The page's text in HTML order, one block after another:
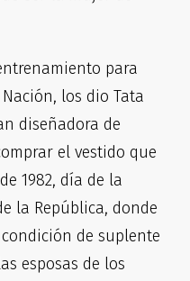
para
los dio Tata
diseñadora de
el vestido que
1982, día de la
la República, donde
de suplente
esposas de los